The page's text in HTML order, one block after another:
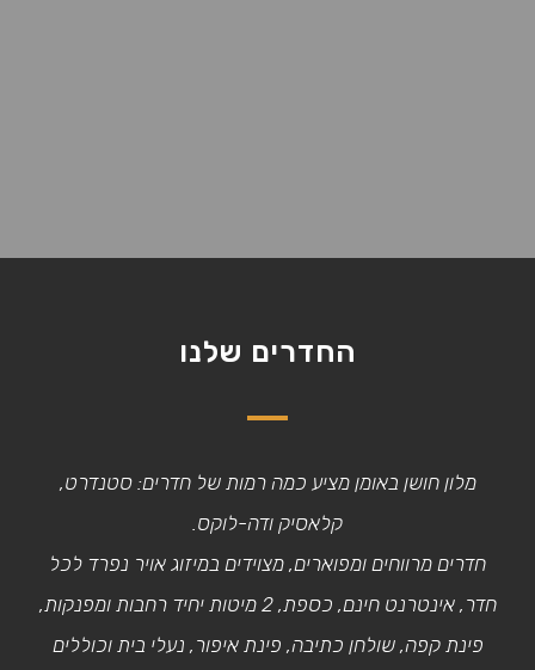
החדרים שלנו
מלון חושן באומן מציע כמה רמות של חדרים: סטנדרט,
קלאסיק ודה-לוקס.
חדרים מרווחים ומפוארים, מצוידים במיזוג אויר נפרד לכל
חדר, אינטרנט חינם, כספת, 2 מיטות יחיד רחבות ומפנקות,
פינת קפה, שולחן כתיבה, פינת איפור, נעלי בית וכוללים